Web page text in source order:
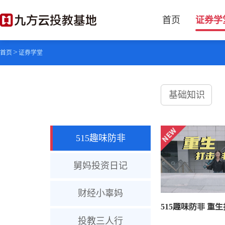
首页 证券学
首页>证券学堂
515趣味防非
舅妈投资日记
财经小辜妈
投教三人行
基础知识